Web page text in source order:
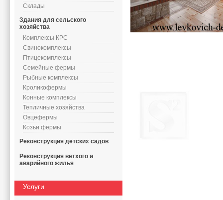
Склады
Здания для сельского
хозяйства
Комплексы КРС
Свинокомплексы
Птицекомплексы
Семейные фермы
Рыбные комплексы
Кроликофермы
Конные комплексы
Тепличные хозяйства
Овцефермы
Козьи фермы
Реконструкция детских садов
Реконструкция ветхого и
аварийного жилья
Услуги